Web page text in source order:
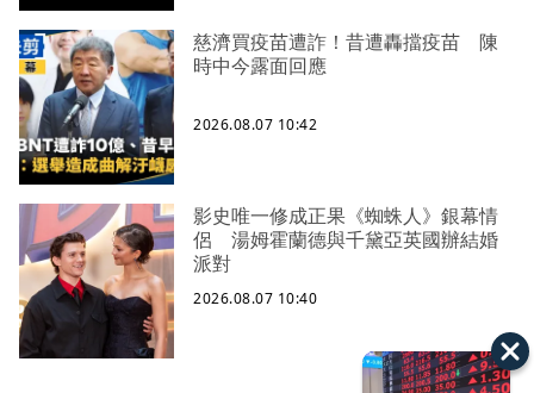
慈濟買疫苗遭詐！昔遭轟擋疫苗 陳
時中今露面回應
2026.08.07 10:42
影史唯一修成正果《蜘蛛人》銀幕情
侶 湯姆霍蘭德與千黛亞英國辦結婚
派對
2026.08.07 10:40